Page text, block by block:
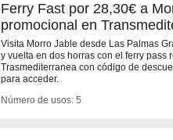
Ferry Fast por 28,30€ a
promocional en
Visita Morro Jable desde Las Palmas
y vuelta en dos horras con el ferry pass
Trasmediterranea con código de
para acceder.
Número de usos: 5